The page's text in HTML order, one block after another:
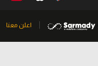
اعلن معنا